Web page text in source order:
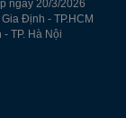
ngày 20/3/2026
Định - TP.HCM
TP. Hà Nội